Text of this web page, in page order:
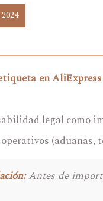
en
legal como
Antes de